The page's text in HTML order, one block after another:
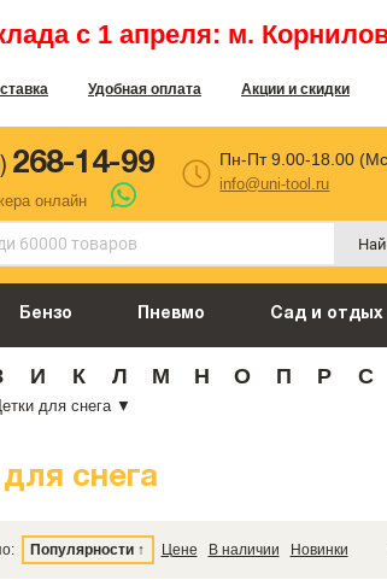
с 1 апреля: м.
Удобная оплата Акции и скидки
268-14-99
онлайн
Пн-Пт 9.00-18.00
info@uni-tool.ru
Бензо Пневмо Сад и отдых
И К Л М Н О П Р С
для снега ▼
снега
Популярности↑ Цене В наличии Новинки